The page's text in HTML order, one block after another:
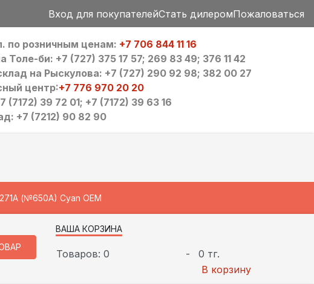
Вход для покупателейСтать дилеромПожаловаться
по розничным ценам: +7 706 844 11 16
би: +7 (727) 375 17 57; 269 83 49; 376 11 42
на Рыскулова: +7 (727) 290 92 98; 382 00 27
центр:+7 776 970 20 20
39 72 01; +7 (7172) 39 63 16
+7 (7212) 90 82 90
(№650A) Cyan OEM
ВАША КОРЗИНА
Товаров: 0 -
0 тг.
В корзину